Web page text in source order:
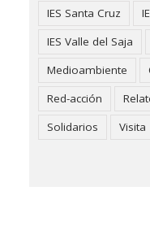
IES Santa Cruz
IES Valle del Saja
Medioambiente
Red-acción
Solidarios
Visita